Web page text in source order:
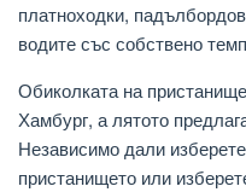
платноходки,
водите със собствено
Обиколката на
Хамбург, а лятото
Независимо дали
пристанището или